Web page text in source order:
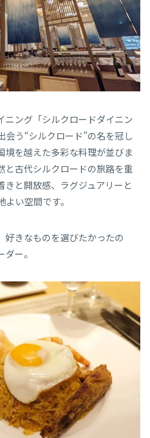
ニング「シルクロードダイニン
会う“シルクロード”の名を冠し
境を越えた多彩な料理が並びま
と古代シルクロードの旅路を重
きと開放感、ラグジュアリーと
い空間です。
好きなものを選びたかったの
ー。